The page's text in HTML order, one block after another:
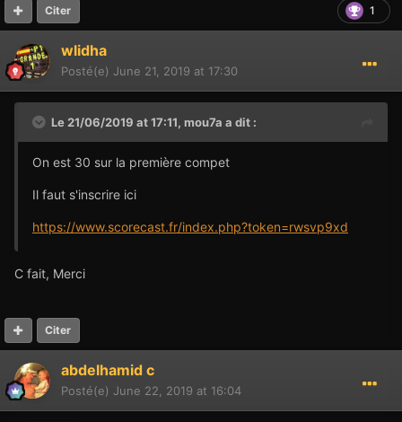
1
Citer
wlidha
Posté(e) June 21, 2019 at 17:30
Le 21/06/2019 at 17:11, mou7a a dit :
On est 30 sur la première compet
Il faut s'inscrire ici
https://www.scorecast.fr/index.php?token=rwsvp9xd
C fait, Merci
Citer
abdelhamid c
Posté(e) June 22, 2019 at 16:04